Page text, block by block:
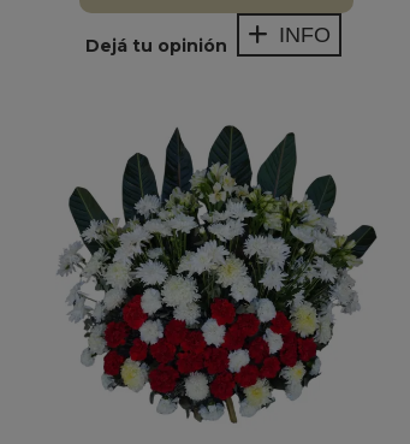
Dejá tu opinión INFO